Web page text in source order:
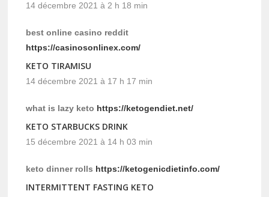
14 décembre 2021 à 2 h 18 min
best online casino reddit
https://casinosonlinex.com/
KETO TIRAMISU
14 décembre 2021 à 17 h 17 min
what is lazy keto https://ketogendiet.net/
KETO STARBUCKS DRINK
15 décembre 2021 à 14 h 03 min
keto dinner rolls https://ketogenicdietinfo.com/
INTERMITTENT FASTING KETO